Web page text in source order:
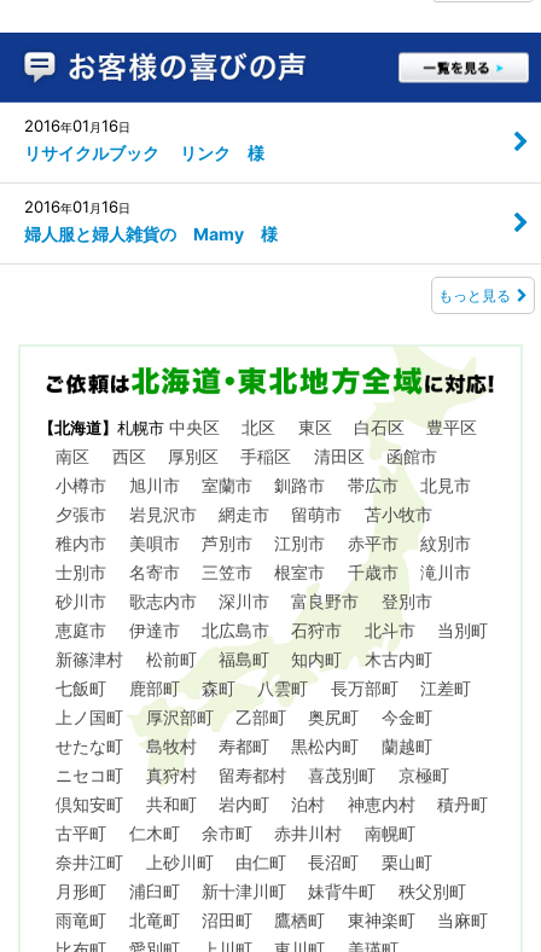
2016年01 月16日
リサイクルブック リンク 様
2016年01 月16日
婦人服と婦人雑貨の Mamy 様
もっと見る
【北海道】 札幌市 中央区 北区 東区 白石区
豊平区
南区
西区 厚別区 手稲区 清田区
函館市
小樽市
旭川市 室蘭市 釧路市 帯広市
北見市
夕張市
岩見沢市 網走市 留萌市
苫小牧市
稚内市
美唄市 芦別市 江別市 赤平市
紋別市
士別市
名寄市 三笠市 根室市 千歳市
滝川市
砂川市
歌志内市 深川市 富良野市
登別市
恵庭市
伊達市 北広島市 石狩市 北斗市
当別町
新篠津村
松前町 福島町 知内町
木古内町
七飯町
鹿部町 森町 八雲町 長万部町
江差町
上ノ国町
厚沢部町 乙部町 奥尻町
今金町
せたな町
島牧村 寿都町 黒松内町
蘭越町
ニセコ町
真狩村 留寿都村 喜茂別町
京極町
倶知安町
共和町 岩内町 泊村 神恵内村
積丹町
古平町
仁木町 余市町 赤井川村
南幌町
奈井江町
上砂川町 由仁町 長沼町
栗山町
月形町
浦臼町 新十津川町 妹背牛町
秩父別町
雨竜町
北竜町 沼田町 鷹栖町 東神楽町
当麻町